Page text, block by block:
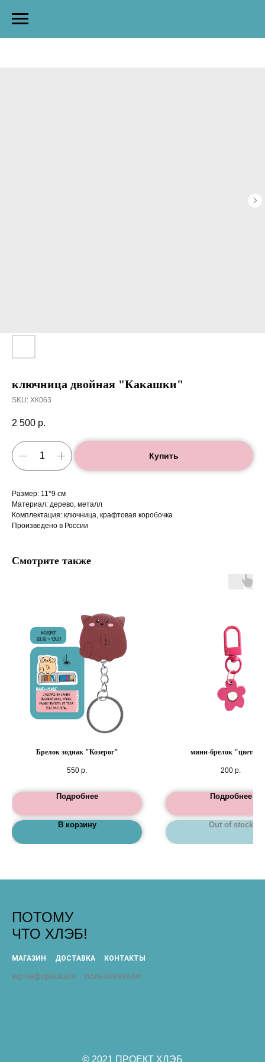
ключница двойная "Какашки"
SKU: ХК063
2 500 р.
Купить
Размер: 11*9 см
Материал: дерево, металл
Комплектация: ключница, крафтовая коробочка
Произведено в России
Смотрите также
Брелок зодиак "Козерог"
550 р.
Подробнее
В корзину
мини-брелок
200 р.
Подробнее
Out of stock
ПОТОМУ
ЧТО ХЛЭБ!
МАГАЗИН ДОСТАВКА КОНТАКТЫ
юр информация пользователю
© 2021 ПРОЕКТ ХЛЭБ